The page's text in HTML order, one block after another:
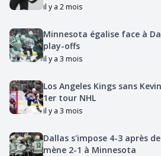
il y a 2 mois
Minnesota égalise face à
play-offs
il y a 3 mois
Los Angeles Kings sans
1er tour NHL
il y a 3 mois
Dallas s'impose 4-3 après
mène 2-1 à Minnesota